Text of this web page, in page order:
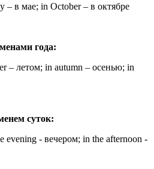
– в мае; in October – в октябре
года:
– летом; in autumn – осенью; in
суток:
evening - вечером; in the afternoon -